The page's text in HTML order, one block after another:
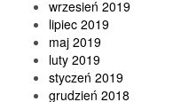
wrzesień 2019
lipiec 2019
maj 2019
luty 2019
styczeń 2019
grudzień 2018